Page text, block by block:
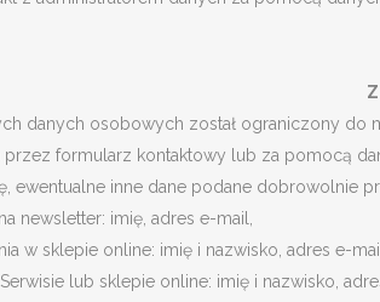
danych osobowych został ograniczony do
przez formularz kontaktowy lub za pomocą
ewentualne inne dane podane dobrowolnie
newsletter: imię, adres e-mail,
w sklepie online: imię i nazwisko, adres e-
lub sklepie online: imię i nazwisko,